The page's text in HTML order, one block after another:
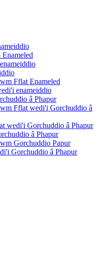
Fflat Enameled
enameiddio
â Phapur
Fflat wedi'i Gorchuddio â
wedi'i Gorchuddio â Phapur
â Phapur
Gorchuddio Papur
Gorchuddio â Phapur